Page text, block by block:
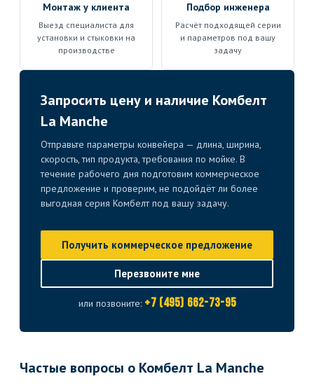
Монтаж у клиента
Выезд специалиста для
установки и стыковки на
производстве
Подбор инженера
Расчёт подходящей серии
и параметров под вашу
задачу
Запросить цену и наличие Комбелт
La Manche
Отправьте параметры конвейера — длина, ширина,
скорость, тип продукта, требования по мойке. В
течение рабочего дня подготовим коммерческое
предложение и проверим, не подойдёт ли более
выгодная серия Комбелт под вашу задачу.
Получить коммерческое предложение
Перезвоните мне
или позвоните: +7 (495) 662-73-95
Частые вопросы о Комбелт La Manche